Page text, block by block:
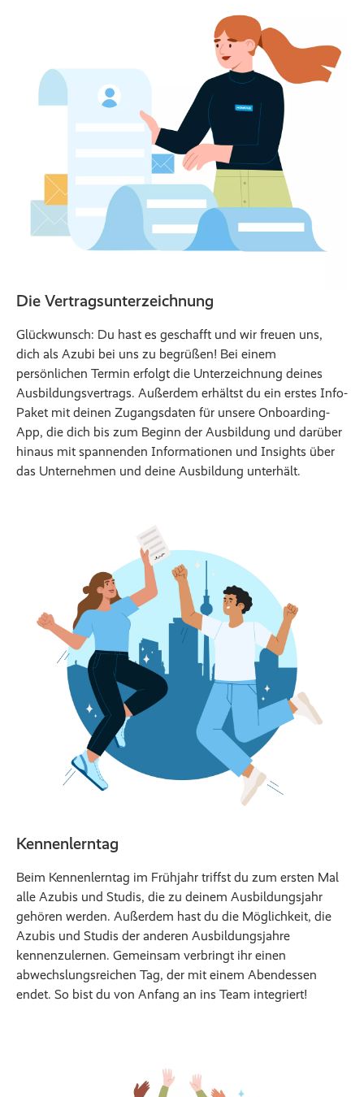
Die Vertragsunterzeichnung
Glückwunsch: Du hast es geschafft und wir freuen uns,
dich als Azubi bei uns zu begrüßen! Bei einem
persönlichen Termin erfolgt die Unterzeichnung deines
Ausbildungsvertrags. Außerdem erhältst du ein erstes Info-
Paket mit deinen Zugangsdaten für unsere Onboarding-
App, die dich bis zum Beginn der Ausbildung und darüber
hinaus mit spannenden Informationen und Insights über
das Unternehmen und deine Ausbildung unterhält.
Kennenlerntag
Beim Kennenlerntag im Frühjahr triffst du zum ersten Mal
alle Azubis und Studis, die zu deinem Ausbildungsjahr
gehören werden. Außerdem hast du die Möglichkeit, die
Azubis und Studis der anderen Ausbildungsjahre
kennenzulernen. Gemeinsam verbringt ihr einen
abwechslungsreichen Tag, der mit einem Abendessen
endet. So bist du von Anfang an ins Team integriert!